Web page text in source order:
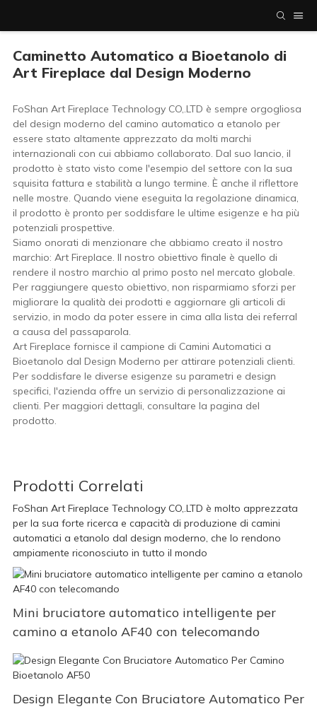
Caminetto Automatico a Bioetanolo di
Art Fireplace dal Design Moderno
FoShan Art Fireplace Technology CO,.LTD è sempre orgogliosa
del design moderno del camino automatico a etanolo per
essere stato altamente apprezzato da molti marchi
internazionali con cui abbiamo collaborato. Dal suo lancio, il
prodotto è stato visto come l'esempio del settore con la sua
squisita fattura e stabilità a lungo termine. È anche il riflettore
nelle mostre. Quando viene eseguita la regolazione dinamica,
il prodotto è pronto per soddisfare le ultime esigenze e ha più
potenziali prospettive.
Siamo onorati di menzionare che abbiamo creato il nostro
marchio: Art Fireplace. Il nostro obiettivo finale è quello di
rendere il nostro marchio al primo posto nel mercato globale.
Per raggiungere questo obiettivo, non risparmiamo sforzi per
migliorare la qualità dei prodotti e aggiornare gli articoli di
servizio, in modo da poter essere in cima alla lista dei referral
a causa del passaparola.
Art Fireplace fornisce il campione di Camini Automatici a
Bioetanolo dal Design Moderno per attirare potenziali clienti.
Per soddisfare le diverse esigenze su parametri e design
specifici, l'azienda offre un servizio di personalizzazione ai
clienti. Per maggiori dettagli, consultare la pagina del
prodotto.
Prodotti Correlati
FoShan Art Fireplace Technology CO,.LTD è molto apprezzata
per la sua forte ricerca e capacità di produzione di camini
automatici a etanolo dal design moderno, che lo rendono
ampiamente riconosciuto in tutto il mondo
Mini bruciatore automatico intelligente per
camino a etanolo AF40 con telecomando
Design Elegante Con Bruciatore Automatico Per